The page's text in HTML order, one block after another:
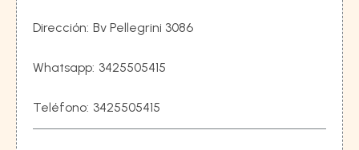
Dirección: Bv Pellegrini 3086
Whatsapp: 3425505415
Teléfono: 3425505415